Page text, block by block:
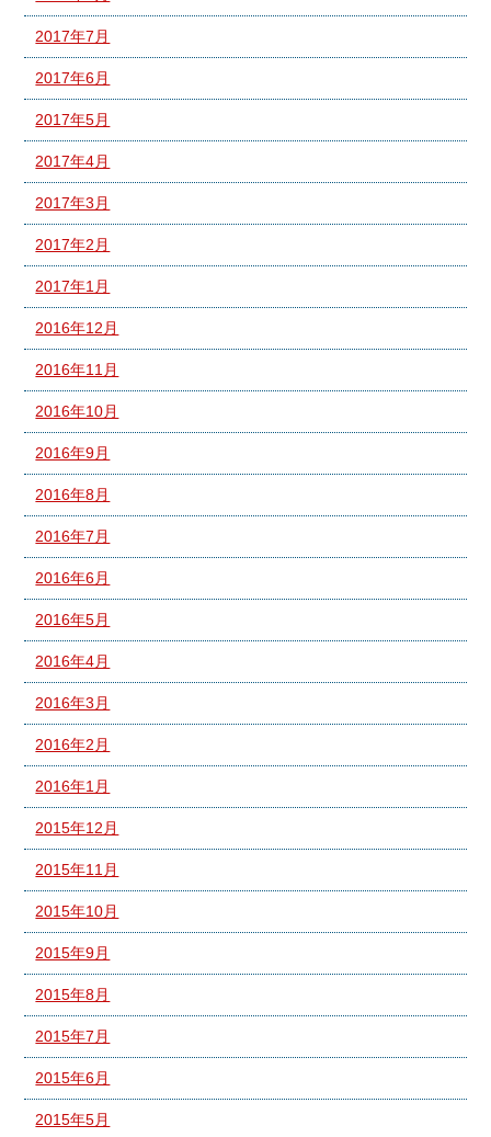
2017年7月
2017年6月
2017年5月
2017年4月
2017年3月
2017年2月
2017年1月
2016年12月
2016年11月
2016年10月
2016年9月
2016年8月
2016年7月
2016年6月
2016年5月
2016年4月
2016年3月
2016年2月
2016年1月
2015年12月
2015年11月
2015年10月
2015年9月
2015年8月
2015年7月
2015年6月
2015年5月